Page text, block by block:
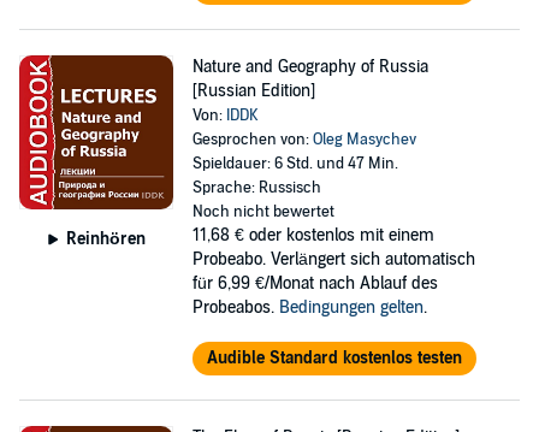
Reinhören
Nature and Geography of Russia
[Russian Edition]
Von: IDDK
Gesprochen von:Oleg Masychev
Spieldauer: 6 Std. und 47 Min.
Sprache: Russisch
Noch nicht bewertet
11,68 € oder kostenlos mit einem
Probeabo. Verlängert sich automatisch
für 6,99 €/Monat nach Ablauf des
Probeabos. Bedingungen gelten.
Audible Standard kostenlos testen